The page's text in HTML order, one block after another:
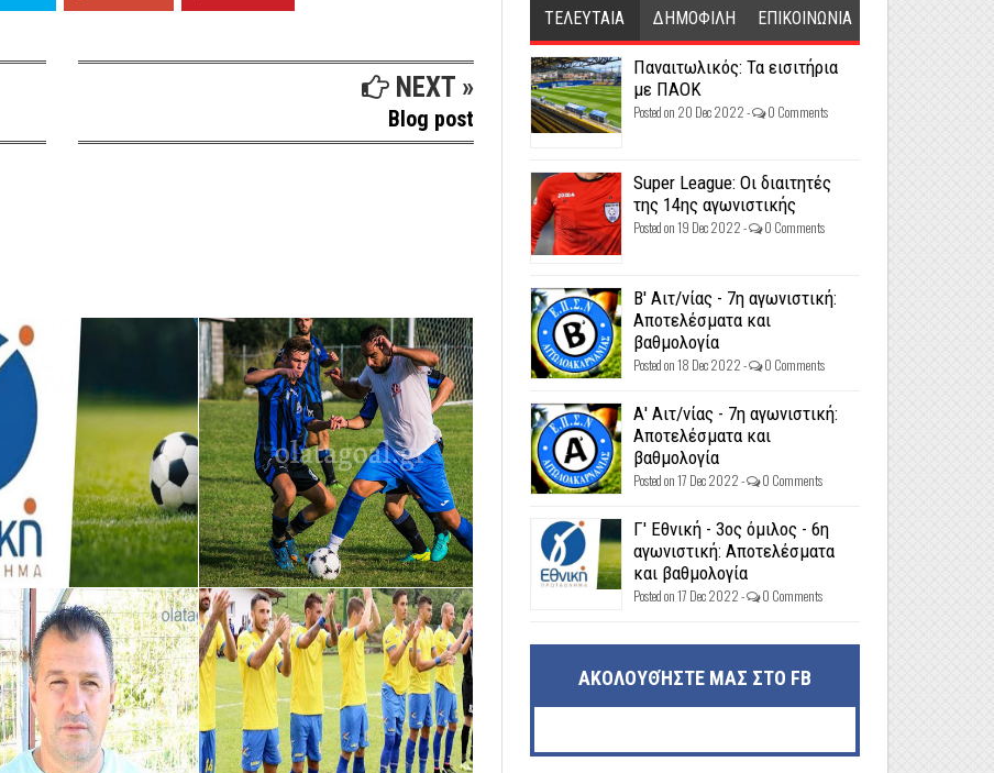
NEXT »
Blog post
ΤΕΛΕΥΤΑΙΑ ΔΗΜΟΦΙΛΗ ΕΠΙΚΟΙΝΩΝΙΑ
Παναιτωλικός: Τα εισιτήρια
με ΠΑΟΚ
Posted on 20 Dec 2022 - 0 Comments
Super League: Οι διαιτητές
της 14ης αγωνιστικής
Posted on 19 Dec 2022 - 0 Comments
Β' Αιτ/νίας - 7η αγωνιστική:
Αποτελέσματα και
βαθμολογία
Posted on 18 Dec 2022 - 0 Comments
Α' Αιτ/νίας - 7η αγωνιστική:
Αποτελέσματα και
βαθμολογία
Posted on 17 Dec 2022 - 0 Comments
Γ' Εθνική - 3ος όμιλος - 6η
αγωνιστική: Αποτελέσματα
και βαθμολογία
Posted on 17 Dec 2022 - 0 Comments
ΑΚΟΛΟΥΘΉΣΤΕ ΜΑΣ ΣΤΟ FB